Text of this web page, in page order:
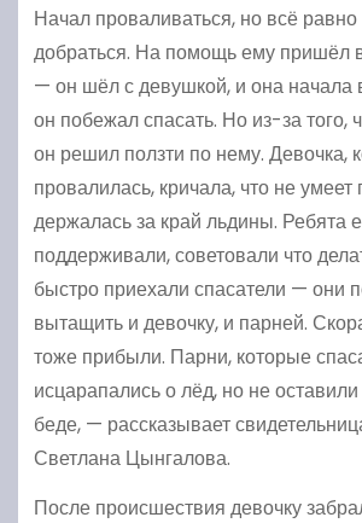
Начал проваливаться, но всё
добраться. На помощь ему пришёл
— он шёл с девушкой, и она начала
он побежал спасать. Но из-за того,
он решил ползти по нему. Девочка,
провалилась, кричала, что не умеет
держалась за край льдины. Ребята
поддерживали, советовали что
быстро приехали спасатели — они
вытащить и девочку, и парней.
тоже прибыли. Парни, которые
исцарапались о лёд, но не
беде, — рассказывает
Светлана Цынгалова.
После происшествия девочку